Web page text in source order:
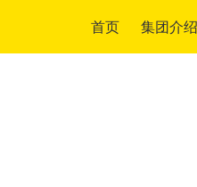
首页 集团介绍